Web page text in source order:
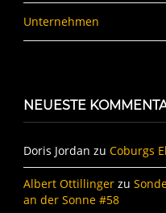
Unternehmen
NEUESTE
Doris Jordan zu Coburgs
Albert Ottillinger zu
an der Sonne #58